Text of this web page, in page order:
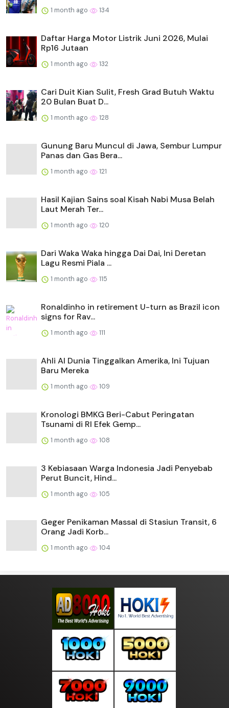
1 month ago 134
Daftar Harga Motor Listrik Juni 2026, Mulai
Rp16 Jutaan
1 month ago 132
Cari Duit Kian Sulit, Fresh Grad Butuh Waktu
20 Bulan Buat D...
1 month ago 128
Gunung Baru Muncul di Jawa, Sembur Lumpur
Panas dan Gas Bera...
1 month ago 121
Hasil Kajian Sains soal Kisah Nabi Musa Belah
Laut Merah Ter...
1 month ago 120
Dari Waka Waka hingga Dai Dai, Ini Deretan
Lagu Resmi Piala ...
1 month ago 115
Ronaldinho in retirement U-turn as Brazil icon
signs for Rav...
1 month ago 111
Ahli AI Dunia Tinggalkan Amerika, Ini Tujuan
Baru Mereka
1 month ago 109
Kronologi BMKG Beri-Cabut Peringatan
Tsunami di RI Efek Gemp...
1 month ago 108
3 Kebiasaan Warga Indonesia Jadi Penyebab
Perut Buncit, Hind...
1 month ago 105
Geger Penikaman Massal di Stasiun Transit, 6
Orang Jadi Korb...
1 month ago 104